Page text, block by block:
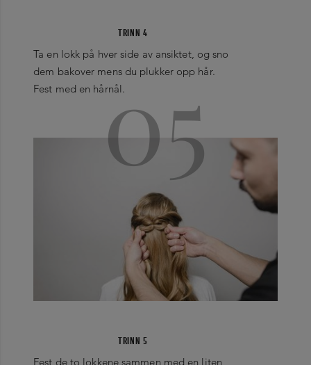
TRINN 4
Ta en lokk på hver side av ansiktet, og sno
dem bakover mens du plukker opp hår.
Fest med en hårnål.05
TRINN 5
Fest de to lokkene sammen med en liten